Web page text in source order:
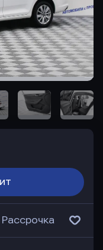
Рассрочка